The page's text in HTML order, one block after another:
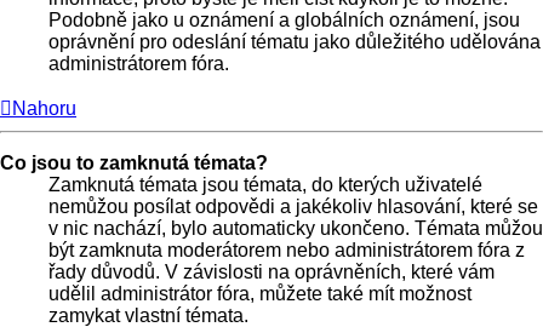
Podobně jako u oznámení a globálních oznámení, jsou
oprávnění pro odeslání tématu jako důležitého udělována
administrátorem fóra.
Nahoru
Co jsou to zamknutá témata?
Zamknutá témata jsou témata, do kterých uživatelé
nemůžou posílat odpovědi a jakékoliv hlasování, které se
v nic nachází, bylo automaticky ukončeno. Témata můžou
být zamknuta moderátorem nebo administrátorem fóra z
řady důvodů. V závislosti na oprávněních, které vám
udělil administrátor fóra, můžete také mít možnost
zamykat vlastní témata.